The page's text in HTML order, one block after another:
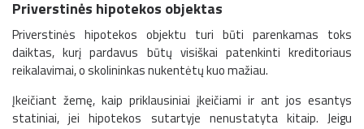
Priverstinės hipotekos objektas
Priverstinės hipotekos objektu turi būti parenkamas toks
daiktas, kurį pardavus būtų visiškai patenkinti kreditoriaus
reikalavimai, o skolininkas nukentėtų kuo mažiau.
Įkeičiant žemę, kaip priklausiniai įkeičiami ir ant jos esantys
statiniai, jei hipotekos sutartyje nenustatyta kitaip. Jeigu